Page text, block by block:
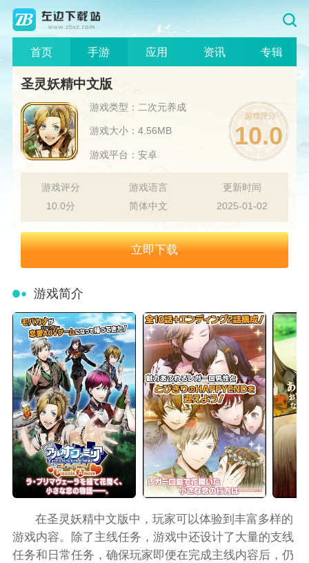
首页 手游 应用 资讯 专辑
圣灵妖精中文版
游戏类型：二次元养成
游戏大小：4.56MB
游戏平台：安卓
10.0
游戏评分
10.0分
游戏语言
简体中文
更新时间
2025-01-02
立即下载
游戏简介
在圣灵妖精中文版中，玩家可以体验到丰富多样的
游戏内容。除了主线任务，游戏中还设计了大量的支线
任务和日常任务，确保玩家即便在完成主线内容后，仍